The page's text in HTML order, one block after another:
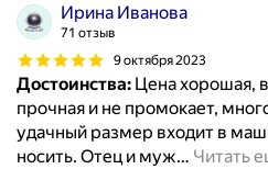
Ирина Иванова
71 отзыв
9 октября 2023
Достоинства: Цена хорошая,
прочная и не промокает,
удачный размер входит в
носить. Отец и муж… Читать